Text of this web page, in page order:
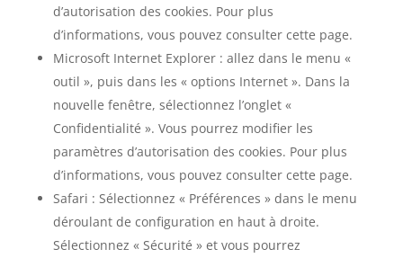
d’autorisation des cookies. Pour plus
d’informations, vous pouvez consulter cette page.
Microsoft Internet Explorer : allez dans le menu «
outil », puis dans les « options Internet ». Dans la
nouvelle fenêtre, sélectionnez l’onglet «
Confidentialité ». Vous pourrez modifier les
paramètres d’autorisation des cookies. Pour plus
d’informations, vous pouvez consulter cette page.
Safari : Sélectionnez « Préférences » dans le menu
déroulant de configuration en haut à droite.
Sélectionnez « Sécurité » et vous pourrez